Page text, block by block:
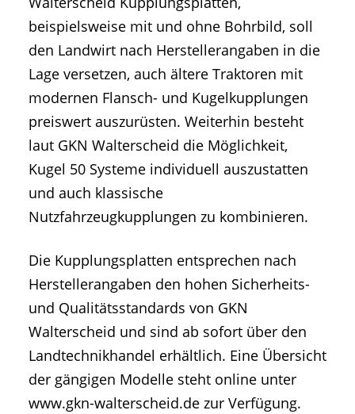
beispielsweise mit und ohne Bohrbild, soll
den Landwirt nach Herstellerangaben in die
Lage versetzen, auch ältere Traktoren mit
modernen Flansch- und Kugelkupplungen
preiswert auszurüsten. Weiterhin besteht
laut GKN Walterscheid die Möglichkeit,
Kugel 50 Systeme individuell auszustatten
und auch klassische
Nutzfahrzeugkupplungen zu kombinieren.
Die Kupplungsplatten entsprechen nach
Herstellerangaben den hohen Sicherheits-
und Qualitätsstandards von GKN
Walterscheid und sind ab sofort über den
Landtechnikhandel erhältlich. Eine Übersicht
der gängigen Modelle steht online unter
www.gkn-walterscheid.de zur Verfügung.